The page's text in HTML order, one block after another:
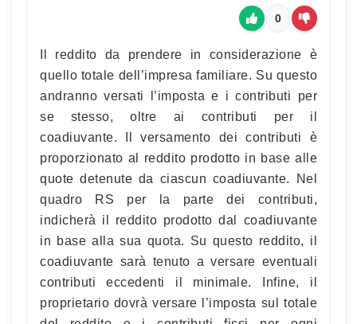
0
Il reddito da prendere in considerazione è
quello totale dell’impresa familiare. Su questo
andranno versati l’imposta e i contributi per
se stesso, oltre ai contributi per il
coadiuvante. Il versamento dei contributi è
proporzionato al reddito prodotto in base alle
quote detenute da ciascun coadiuvante. Nel
quadro RS per la parte dei contributi,
indicherà il reddito prodotto dal coadiuvante
in base alla sua quota. Su questo reddito, il
coadiuvante sarà tenuto a versare eventuali
contributi eccedenti il minimale. Infine, il
proprietario dovrà versare l’imposta sul totale